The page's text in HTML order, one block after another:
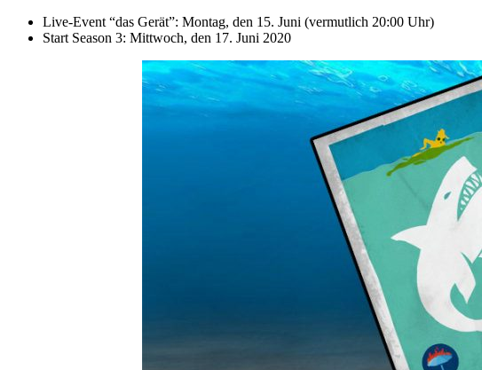
Live-Event “das Gerät”: Montag, den 15. Juni (vermutlich 20:00 Uhr)
Start Season 3: Mittwoch, den 17. Juni 2020